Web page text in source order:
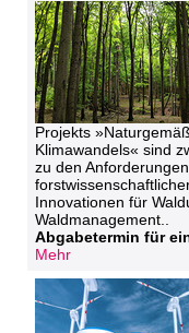
Projekts
Klimawandels« sind
zu den
Innovationen für
Waldmanagement..
Abgabetermin für
Mehr